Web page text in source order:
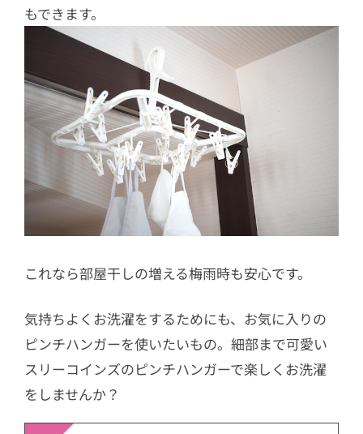
もできます。
これなら部屋干しの増える梅雨時も安心です。
気持ちよくお洗濯をするためにも、お気に入りの
ピンチハンガーを使いたいもの。細部まで可愛い
スリーコインズのピンチハンガーで楽しくお洗濯
をしませんか？